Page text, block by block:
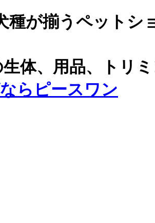
が揃うペットシ
体、用品、トリミ